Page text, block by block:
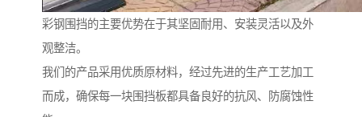
彩钢围挡的主要优势在于其坚固耐用、安装灵活以及外
观整洁。
我们的产品采用优质原材料，经过先进的生产工艺加工
而成，确保每一块围挡板都具备良好的抗风、防腐蚀性